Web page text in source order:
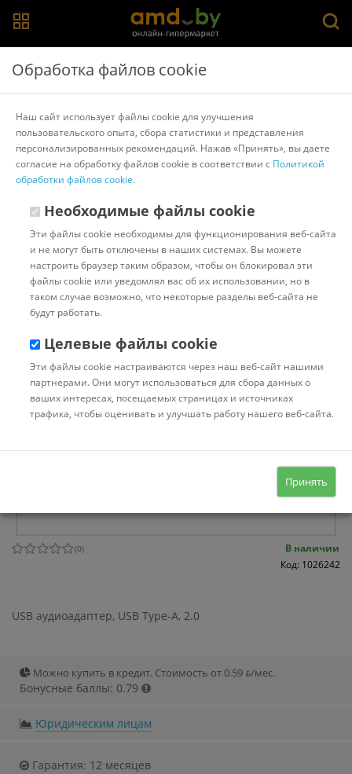
Главная > Каталог товаров Звуковые карты
Другие товары UGreen
(0)
В наличии
Код: 1026242
USB аудиоадаптер, USB Type-A, 2.0
Можно купить в кредит. Стоимость от 0.59 ƃ/мec.
Бонусные баллы: 0.79
Юридическим лицам
Гарантия: 12 месяцев
Обработка файлов cookie
Наш сайт использует файлы cookie для улучшения
пользовательского опыта, сбора статистики и представления
персонализированных рекомендаций. Нажав «Принять», вы даете
согласие на обработку файлов cookie в соответствии с Политикой
обработки файлов cookie.
Необходимые файлы cookie
Эти файлы cookie необходимы для функционирования веб-сайта
и не могут быть отключены в наших системах. Вы можете
настроить браузер таким образом, чтобы он блокировал эти
файлы cookie или уведомлял вас об их использовании, но в
таком случае возможно, что некоторые разделы веб-сайта не
будут работать.
Целевые файлы cookie
Эти файлы cookie настраиваются через наш веб-сайт нашими
партнерами. Они могут использоваться для сбора данных о
ваших интересах, посещаемых страницах и источниках
трафика, чтобы оценивать и улучшать работу нашего веб-сайта.
Принять